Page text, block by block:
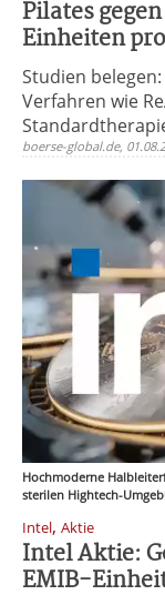
Pilates
Einheiten
Studien
Verfahren wie
boerse-global.de,
Hochmoderne
sterilen Hightech-
Intel, Aktie
Intel Aktie:
EMIB-